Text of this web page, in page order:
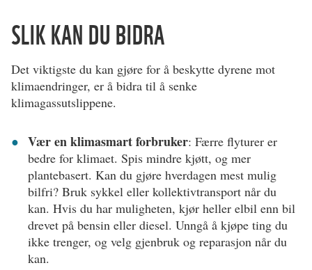
SLIK KAN DU BIDRA
Det viktigste du kan gjøre for å beskytte dyrene mot
klimaendringer, er å bidra til å senke
klimagassutslippene.
Vær en klimasmart forbruker: Færre flyturer er
bedre for klimaet. Spis mindre kjøtt, og mer
plantebasert. Kan du gjøre hverdagen mest mulig
bilfri? Bruk sykkel eller kollektivtransport når du
kan. Hvis du har muligheten, kjør heller elbil enn bil
drevet på bensin eller diesel. Unngå å kjøpe ting du
ikke trenger, og velg gjenbruk og reparasjon når du
kan.